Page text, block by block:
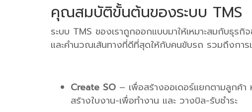
คุณสมบัติขั้นต้นของระบบ TMS
ระบบ TMS ของเราถูกออกแบบมาให้เหมาะสมกับธุร
และคำนวณเส้นทางที่ดีที่สุดให้กับคนขับรถ รวมถึงกา
Create SO – เพื่อสร้างออเดอร์แยกตามลูกค้า
สร้างใบงาน-เพื่อทำงาน และ วางบิล-รับชำระ